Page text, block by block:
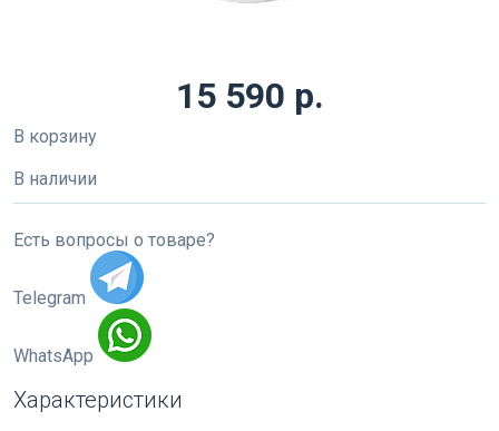
15 590 р.
В корзину
В наличии
Есть вопросы о товаре?
Telegram
WhatsApp
Характеристики